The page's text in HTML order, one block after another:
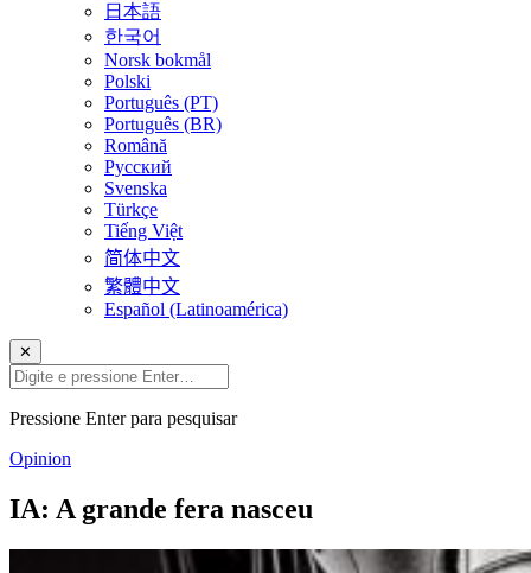
日本語
한국어
Norsk bokmål
Polski
Português (PT)
Português (BR)
Română
Русский
Svenska
Türkçe
Tiếng Việt
简体中文
繁體中文
Español (Latinoamérica)
✕
Pressione Enter para pesquisar
Opinion
IA: A grande fera nasceu